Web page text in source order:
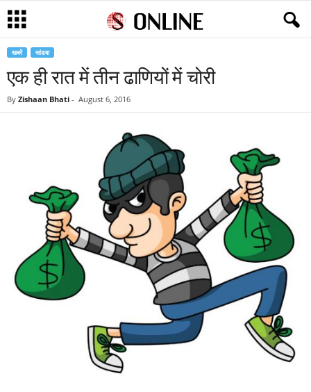
खबरें सांडवा
एक ही रात में तीन ढाणियों में चोरी
By Zishaan Bhati - August 6, 2016